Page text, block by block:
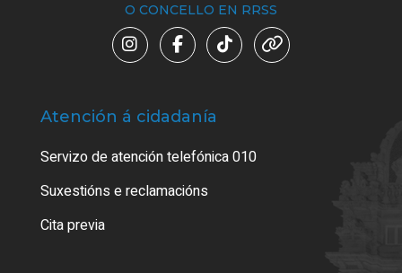
O CONCELLO EN RRSS
Atención á cidadanía
Servizo de atención telefónica 010
Suxestións e reclamacións
Cita previa